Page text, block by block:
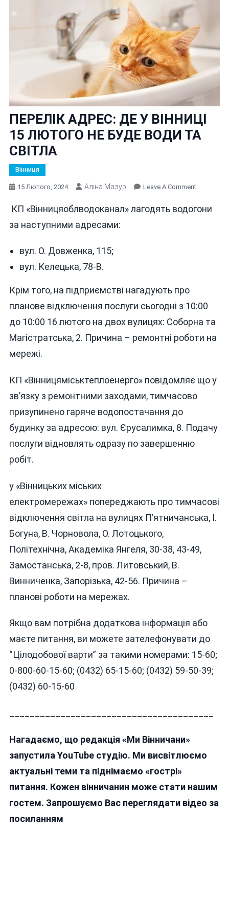
ПЕРЕЛІК АДРЕС: ДЕ У ВІННИЦІ
15 ЛЮТОГО НЕ БУДЕ ВОДИ ТА
СВІТЛА
Вінниця
15 Лютого, 2024 Аліна Мазур Leave A CommentOn
АДРЕС:
ВОДИ
СВІТЛА
КП «Вінницяоблводоканал» лагодять водогони
за наступними адресами:
вул. О. Довженка, 115;
вул. Келецька, 78-В.
Крім того, на підприємстві нагадують про
планове відключення послуги сьогодні з 10:00
до 10:00 16 лютого на двох вулицях: Соборна та
Магістратська, 2. Причина – ремонтні роботи на
мережі.
КП «Вінницяміськтеплоенерго» повідомляє що у
зв’язку з ремонтними заходами, тимчасово
призупинено гаряче водопостачання до
будинку за адресою: вул. Єрусалимка, 8. Подачу
послуги відновлять одразу по завершенню
робіт.
у «Вінницьких міських
електромережах» попереджають про тимчасові
відключення світла на вулицях П’ятничанська, І.
Богуна, В. Чорновола, О. Лотоцького,
Політехнічна, Академіка Янгеля, 30-38, 43-49,
Замостанська, 2-8, пров. Литовський, В.
Винниченка, Запорізька, 42-56. Причина –
планові роботи на мережах.
Якщо вам потрібна додаткова інформація або
маєте питання, ви можете зателефонувати до
“Цілодобової варти” за такими номерами: 15-60;
0-800-60-15-60; (0432) 65-15-60; (0432) 59-50-39;
(0432) 60-15-60
Нагадаємо, що редакція «Ми Вінничани»
запустила YouTube студію. Ми висвітлюємо
актуальні теми та піднімаємо «гострі»
питання. Кожен вінничанин може стати нашим
гостем. Запрошуємо Вас переглядати відео за
посиланням